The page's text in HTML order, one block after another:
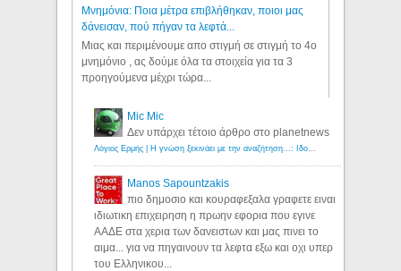
Μνημόνια: Ποια μέτρα επιβλήθηκαν, ποιοι μας
δάνεισαν, πού πήγαν τα λεφτά...
Μιας και περιμένουμε απο στιγμή σε στιγμή το 4ο
μνημόνιο , ας δούμε όλα τα στοιχεία για τα 3
προηγούμενα μέχρι τώρα...
Mic Mic
Δεν υπάρχει τέτοιο άρθρο στο planetnews
Manos Sapountzakis
πιο δημοσιο και κουραφεξαλα γραφετε ειναι
ιδιωτικη επιχειρηση η πρωην εφορια που εγινε
ΑΑΔΕ στα χερια των δανειστων και μας πινει το
αιμα... για να πηγαινουν τα λεφτα εξω και οχι υπερ
του Ελληνικου...